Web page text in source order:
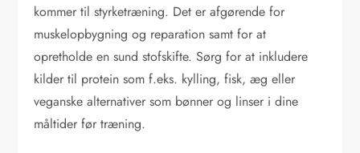
kommer til styrketræning. Det er afgørende for
muskelopbygning og reparation samt for at
opretholde en sund stofskifte. Sørg for at inkludere
kilder til protein som f.eks. kylling, fisk, æg eller
veganske alternativer som bønner og linser i dine
måltider før træning.